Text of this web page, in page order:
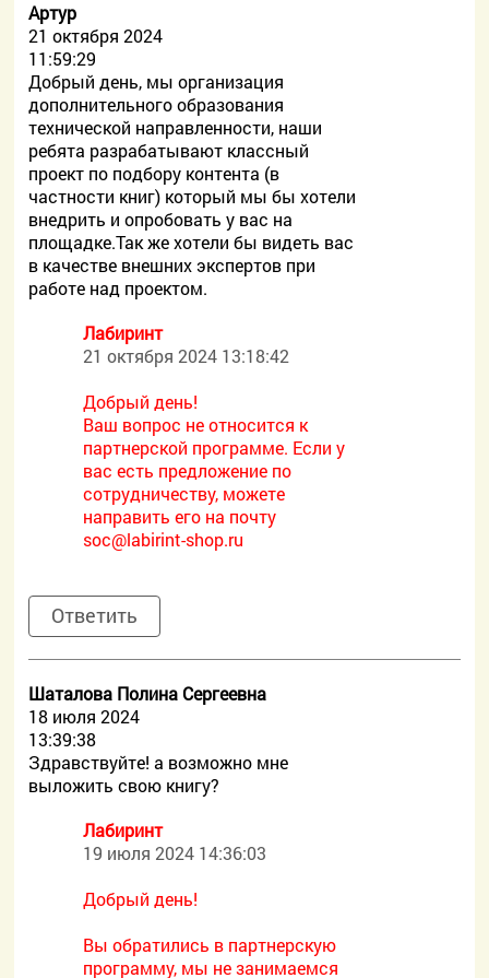
Артур
21 октября 2024
11:59:29
Добрый день, мы организация
дополнительного образования
технической направленности, наши
ребята разрабатывают классный
проект по подбору контента (в
частности книг) который мы бы хотели
внедрить и опробовать у вас на
площадке.Так же хотели бы видеть вас
в качестве внешних экспертов при
работе над проектом.
Лабиринт
21 октября 2024 13:18:42
Добрый день!
Ваш вопрос не относится к
партнерской программе. Если у
вас есть предложение по
сотрудничеству, можете
направить его на почту
soc@labirint-shop.ru
Ответить
Шаталова Полина Сергеевна
18 июля 2024
13:39:38
Здравствуйте! а возможно мне
выложить свою книгу?
Лабиринт
19 июля 2024 14:36:03
Добрый день!
Вы обратились в партнерскую
программу, мы не занимаемся